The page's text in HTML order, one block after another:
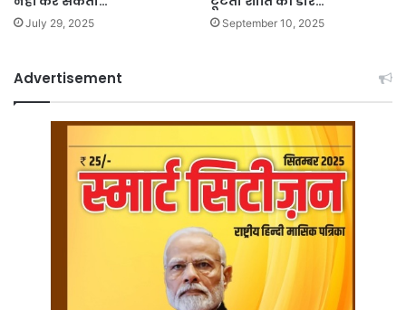
July 29, 2025 September 10, 2025
Advertisement